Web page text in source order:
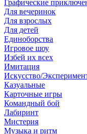
Графические
Для вечеринок
Для взрослых
Для детей
Единоборства
Игровое шоу
Избей их всех
Имитация
Искусство/
Казуальные
Карточные игры
Командный бой
Лабиринт
Мистерия
Музыка и ритм